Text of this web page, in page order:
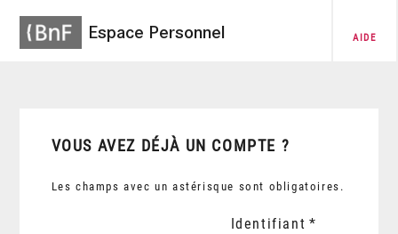
Espace Personnel AIDE
VOUS AVEZ DÉJÀ UN COMPTE ?
Les champs avec un astérisque sont obligatoires.
Identifiant